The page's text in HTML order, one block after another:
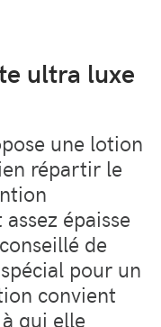
ultra luxe
une lotion
répartir le
épaisse
de
pour un
convient
qui elle